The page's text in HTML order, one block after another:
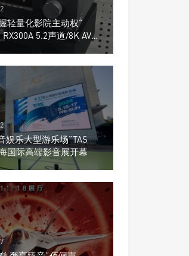
轻量化影院主动权”
5.2声道/8K AV放
娱乐大型游乐场”TAS
国际高端影音展开幕